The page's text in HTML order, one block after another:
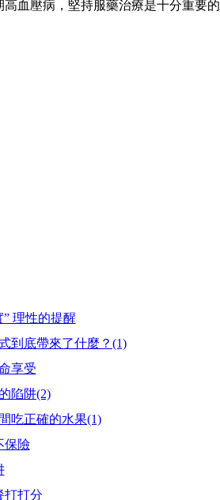
壓病，堅持服藥治療是十分重要的
理性的提醒
到底帶來了什麼？(1)
享受
陷阱(2)
吃正確的水果(1)
保險
打打分